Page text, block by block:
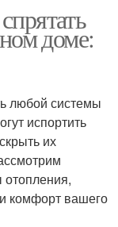
доме:
любой системы
испортить
их
комфорт вашего